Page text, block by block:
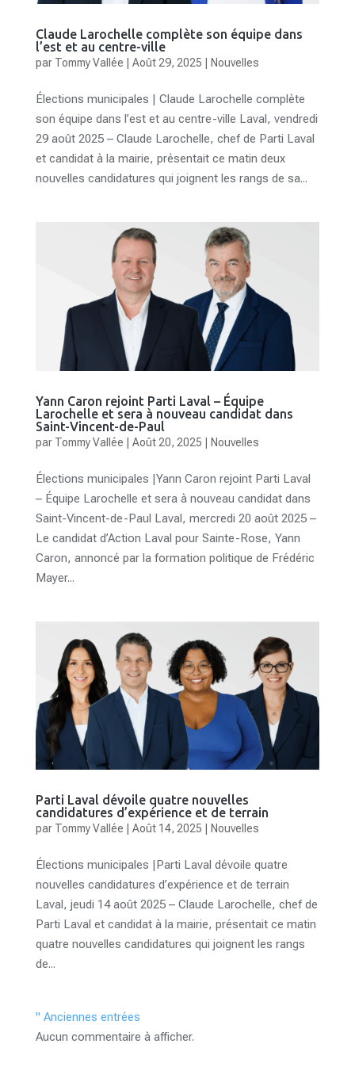
Claude Larochelle complète son équipe dans
l’est et au centre-ville
par Tommy Vallée Août 29, 2025 Nouvelles
Élections municipales | Claude Larochelle complète
son équipe dans l’est et au centre-ville Laval, vendredi
29 août 2025 – Claude Larochelle, chef de Parti Laval
et candidat à la mairie, présentait ce matin deux
nouvelles candidatures qui joignent les rangs de sa...
Yann Caron rejoint Parti Laval – Équipe
Larochelle et sera à nouveau candidat dans
Saint-Vincent-de-Paul
par Tommy Vallée Août 20, 2025 Nouvelles
Élections municipales |Yann Caron rejoint Parti Laval
– Équipe Larochelle et sera à nouveau candidat dans
Saint-Vincent-de-Paul Laval, mercredi 20 août 2025 –
Le candidat d’Action Laval pour Sainte-Rose, Yann
Caron, annoncé par la formation politique de Frédéric
Mayer...
Parti Laval dévoile quatre nouvelles
candidatures d’expérience et de terrain
par Tommy Vallée Août 14, 2025 Nouvelles
Élections municipales |Parti Laval dévoile quatre
nouvelles candidatures d’expérience et de terrain
Laval, jeudi 14 août 2025 – Claude Larochelle, chef de
Parti Laval et candidat à la mairie, présentait ce matin
quatre nouvelles candidatures qui joignent les rangs
de...
" Anciennes entrées
Aucun commentaire à afficher.